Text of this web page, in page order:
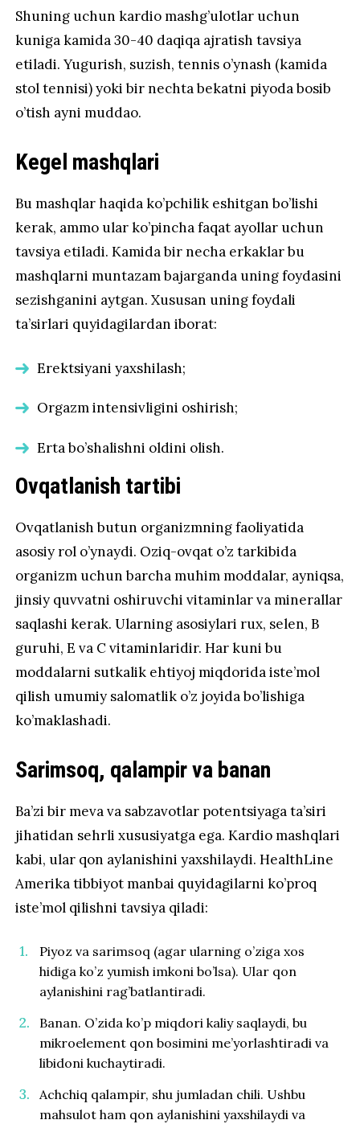
Shuning uchun kardio mashg’ulotlar uchun
kuniga kamida 30-40 daqiqa ajratish tavsiya
etiladi. Yugurish, suzish, tennis o’ynash (kamida
stol tennisi) yoki bir nechta bekatni piyoda bosib
o’tish ayni muddao.
Kegel mashqlari
Bu mashqlar haqida ko’pchilik eshitgan bo’lishi
kerak, ammo ular ko’pincha faqat ayollar uchun
tavsiya etiladi. Kamida bir necha erkaklar bu
mashqlarni muntazam bajarganda uning foydasini
sezishganini aytgan. Xususan uning foydali
ta’sirlari quyidagilardan iborat:
Erektsiyani yaxshilash;
Orgazm intensivligini oshirish;
Erta bo’shalishni oldini olish.
Ovqatlanish tartibi
Ovqatlanish butun organizmning faoliyatida
asosiy rol o’ynaydi. Oziq-ovqat o’z tarkibida
organizm uchun barcha muhim moddalar, ayniqsa,
jinsiy quvvatni oshiruvchi vitaminlar va minerallar
saqlashi kerak. Ularning asosiylari rux, selen, B
guruhi, E va C vitaminlaridir. Har kuni bu
moddalarni sutkalik ehtiyoj miqdorida iste’mol
qilish umumiy salomatlik o’z joyida bo’lishiga
ko’maklashadi.
Sarimsoq, qalampir va banan
Ba’zi bir meva va sabzavotlar potentsiyaga ta’siri
jihatidan sehrli xususiyatga ega. Kardio mashqlari
kabi, ular qon aylanishini yaxshilaydi. HealthLine
Amerika tibbiyot manbai quyidagilarni ko’proq
iste’mol qilishni tavsiya qiladi:
Piyoz va sarimsoq (agar ularning o’ziga xos
hidiga ko’z yumish imkoni bo’lsa). Ular qon
aylanishini rag’batlantiradi.
Banan. O’zida ko’p miqdori kaliy saqlaydi, bu
mikroelement qon bosimini me’yorlashtiradi va
libidoni kuchaytiradi.
Achchiq qalampir, shu jumladan chili. Ushbu
mahsulot ham qon aylanishini yaxshilaydi va